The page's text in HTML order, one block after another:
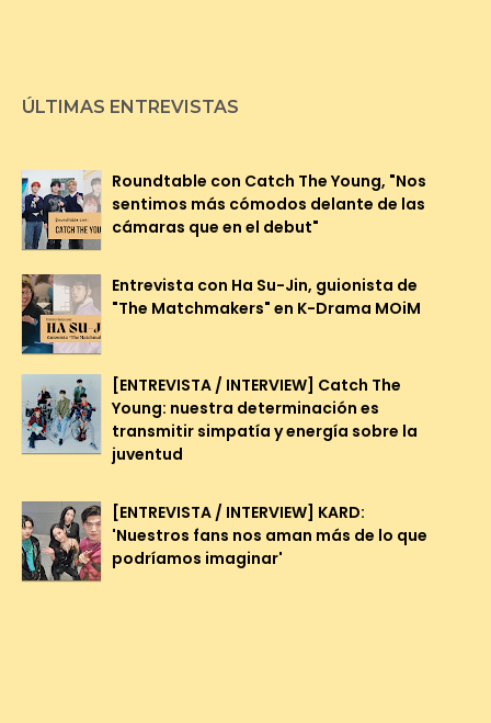
ÚLTIMAS ENTREVISTAS
Roundtable con Catch The Young, "Nos
sentimos más cómodos delante de las
cámaras que en el debut"
Entrevista con Ha Su-Jin, guionista de
"The Matchmakers" en K-Drama MOiM
[ENTREVISTA / INTERVIEW] Catch The
Young: nuestra determinación es
transmitir simpatía y energía sobre la
juventud
[ENTREVISTA / INTERVIEW] KARD:
'Nuestros fans nos aman más de lo que
podríamos imaginar'